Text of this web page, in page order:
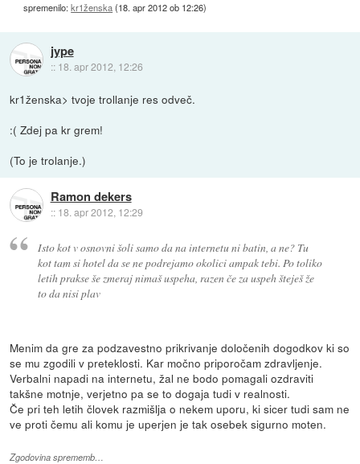
spremenilo:kr1ženska(18. apr 2012 ob 12:26)
jype
:: 18. apr 2012, 12:26
kr1ženska> tvoje trollanje res odveč.
:( Zdej pa kr grem!
(To je trolanje.)
Ramon dekers
:: 18. apr 2012, 12:29
Isto kot v osnovni šoli samo da na internetu ni batin, a ne? Tu
kot tam si hotel da se ne podrejamo okolici ampak tebi. Po toliko
letih prakse še zmeraj nimaš uspeha, razen če za uspeh šteješ že
to da nisi plav
Menim da gre za podzavestno prikrivanje določenih dogodkov ki so
se mu zgodili v preteklosti. Kar močno priporočam zdravljenje.
Verbalni napadi na internetu, žal ne bodo pomagali ozdraviti
takšne motnje, verjetno pa se to dogaja tudi v realnosti.
Če pri teh letih človek razmišlja o nekem uporu, ki sicer tudi sam ne
ve proti čemu ali komu je uperjen je tak osebek sigurno moten.
Zgodovina sprememb…